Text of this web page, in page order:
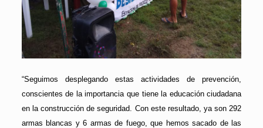
“Seguimos desplegando estas actividades de prevención,
conscientes de la importancia que tiene la educación ciudadana
en la construcción de seguridad. Con este resultado, ya son 292
armas blancas y 6 armas de fuego, que hemos sacado de las